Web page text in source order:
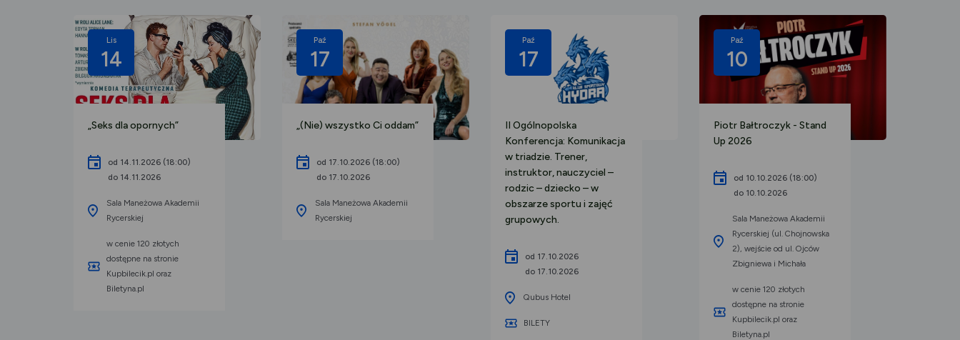
Lis
14
„Seks dla opornych”
od 14.11.2026 (18:00)
do 14.11.2026
Sala Maneżowa Akademii
Rycerskiej
w cenie 120 złotych
dostępne na stronie
Kupbilecik.pl oraz
Biletyna.pl
Paź
17
„(Nie) wszystko Ci oddam”
od 17.10.2026 (18:00)
do 17.10.2026
Sala Maneżowa Akademii
Rycerskiej
Paź
17
II Ogólnopolska
Konferencja: Komunikacja
w triadzie. Trener,
instruktor, nauczyciel –
rodzic – dziecko – w
obszarze sportu i zajęć
grupowych.
od 17.10.2026
do 17.10.2026
Qubus Hotel
BILETY
Paź
10
Piotr Bałtroczyk - Stand
Up 2026
od 10.10.2026 (18:00)
do 10.10.2026
Sala Maneżowa Akademii
Rycerskiej (ul. Chojnowska
2), wejście od ul. Ojców
Zbigniewa i Michała
w cenie 120 złotych
dostępne na stronie
Kupbilecik.pl oraz
Biletyna.pl